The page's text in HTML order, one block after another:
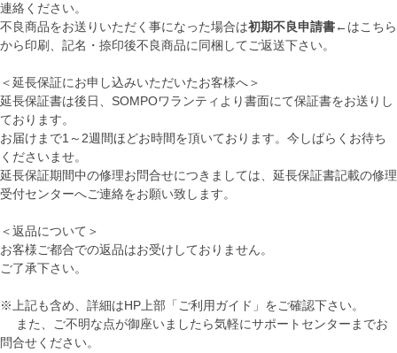
連絡ください。
不良商品をお送りいただく事になった場合は初期不良申請書←はこちら
から印刷、記名・捺印後不良商品に同梱してご返送下さい。
＜延長保証にお申し込みいただいたお客様へ＞
延長保証書は後日、SOMPOワランティより書面にて保証書をお送りし
ております。
お届けまで1～2週間ほどお時間を頂いております。今しばらくお待ち
くださいませ。
延長保証期間中の修理お問合せにつきましては、延長保証書記載の修理
受付センターへご連絡をお願い致します。
＜返品について＞
お客様ご都合での返品はお受けしておりません。
ご了承下さい。
※上記も含め、詳細はHP上部「ご利用ガイド」をご確認下さい。
また、ご不明な点が御座いましたら気軽にサポートセンターまでお
問合せください。